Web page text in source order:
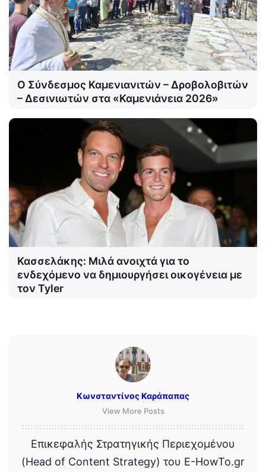
Ο Σύνδεσμος Καμενιανιτών – Δροβολοβιτών
– Δεσινιωτών στα «Καμενιάνεια 2026»
Κασσελάκης: Μιλά ανοιχτά για το
ενδεχόμενο να δημιουργήσει οικογένεια με
τον Tyler
Κωνσταντίνος Καράπαπας
View More Posts
Επικεφαλής Στρατηγικής Περιεχομένου
(Head of Content Strategy) του E-HowTo.gr